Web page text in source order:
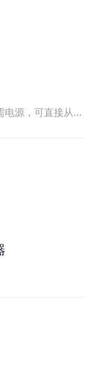
电源，可直接从...